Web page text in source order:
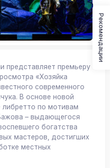
представляет премьеру
«Хозяйка
современного
В основе новой
либретто по мотивам
– выдающегося
богатства
мастеров, достигших
местных
Рекомендации